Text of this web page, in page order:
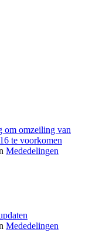
omzeiling van
te voorkomen
Mededelingen
Mededelingen